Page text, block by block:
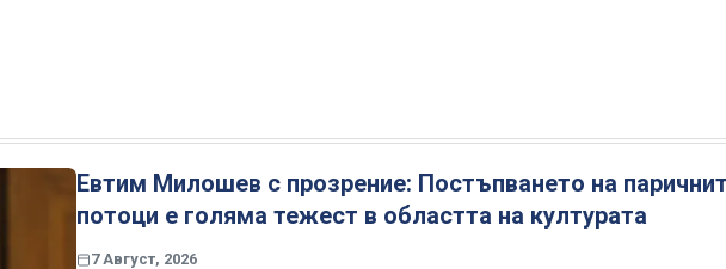
Евтим Милошев с прозрение: Постъпването на
потоци е голяма тежест в областта на културата
7 Август, 2026